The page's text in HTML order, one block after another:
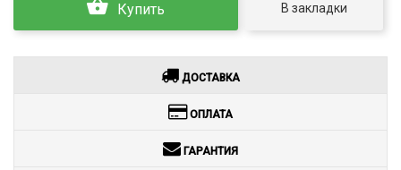
Купить В закладки
ДОСТАВКА
ОПЛАТА
ГАРАНТИЯ